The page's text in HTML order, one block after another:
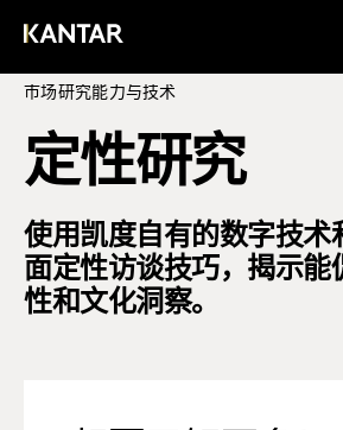
市场研究能力与技术
定性研究
使用凯度自有的数字技术
面定性访谈技巧，揭示能
性和文化洞察。